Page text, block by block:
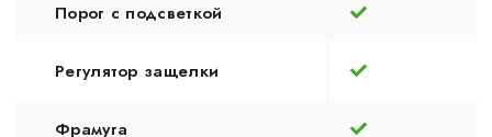
Порог с подсветкой
Регулятор защелки
Фрамуга